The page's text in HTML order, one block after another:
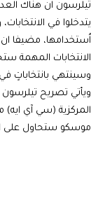
تيلرسون ان هناك
يتدخلوا في
اُستخدامها، مضيفا
الانتخابات المهمة
وسينتهي بانتخاباتٍ
ويأتي تصريح تيلرسون
المركزية (سي آي ايه)
موسكو ستحاول على